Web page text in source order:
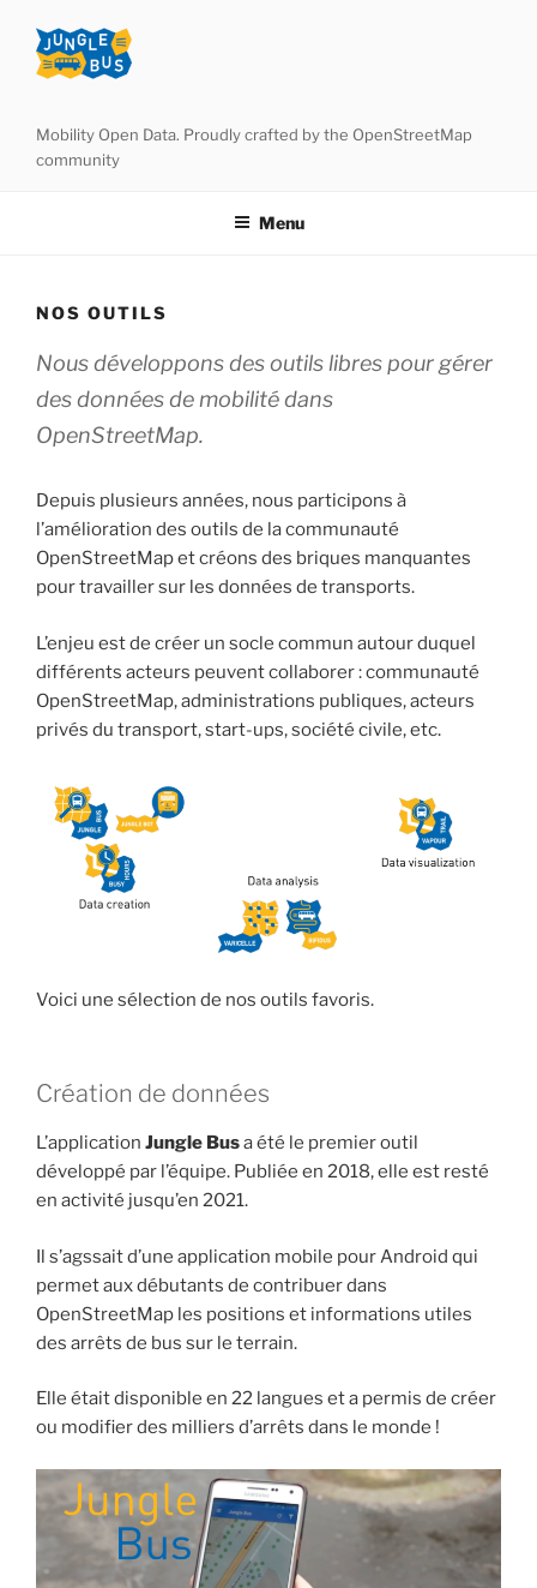
contenu
Mobility Open Data. Proudly crafted by the OpenStreetMap
community
Menu
NOS OUTILS
Nous développons des outils libres pour gérer
des données de mobilité dans
OpenStreetMap.
Depuis plusieurs années, nous participons à
l’amélioration des outils de la communauté
OpenStreetMap et créons des briques manquantes
pour travailler sur les données de transports.
L’enjeu est de créer un socle commun autour duquel
différents acteurs peuvent collaborer : communauté
OpenStreetMap, administrations publiques, acteurs
privés du transport, start-ups, société civile, etc.
Voici une sélection de nos outils favoris.
Création de données
L’application Jungle Busa été le premier outil
développé par l’équipe. Publiée en 2018, elle est resté
en activité jusqu’en 2021.
Il s’agssait d’une application mobile pour Android qui
permet aux débutants de contribuer dans
OpenStreetMap les positions et informations utiles
des arrêts de bus sur le terrain.
Elle était disponible en 22 langues et a permis de créer
ou modifier des milliers d’arrêts dans le monde !